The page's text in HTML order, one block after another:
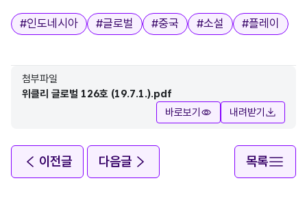
태그
#인도네시아 #글로벌 #중국 #소설 #플레이
첨부파일
위클리 글로벌 126호 (19.7.1.).pdf
바로보기
내려받기
이전글 다음글 목록